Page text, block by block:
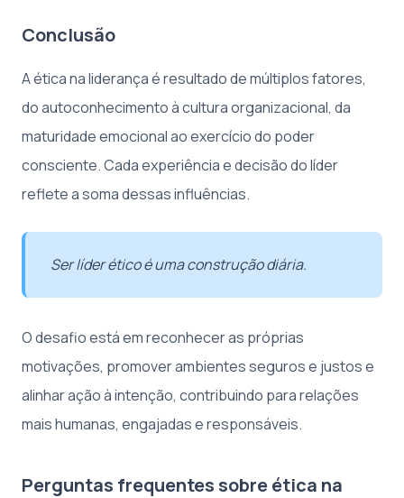
Conclusão
A ética na liderança é resultado de múltiplos fatores,
do autoconhecimento à cultura organizacional, da
maturidade emocional ao exercício do poder
consciente. Cada experiência e decisão do líder
reflete a soma dessas influências.
Ser líder ético é uma construção diária.
O desafio está em reconhecer as próprias
motivações, promover ambientes seguros e justos e
alinhar ação à intenção, contribuindo para relações
mais humanas, engajadas e responsáveis.
Perguntas frequentes sobre ética na